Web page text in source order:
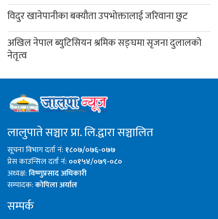
विदुर खानेपानीका बक्यौता उपभोक्तालाई जरिवाना छुट
अखिल नेपाल ब्युटिसियन श्रमिक सङ्घमा सृजना दुलालको
नेतृत्व
लालुपाते सञ्चार प्रा. लि.द्वारा सञ्चालित
सूचना विभाग दर्ता नं: १८०७/०७६-०७७
प्रेस काउन्सिल दर्ता नं: ००१५४/०७९-०८०
अध्यक्ष:विष्णुप्रसाद अधिकारी
सम्पादक:कोपिला अर्याल
सम्पर्क